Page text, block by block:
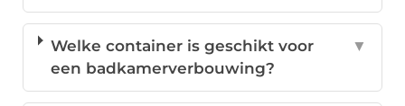
Welke container is geschikt voor
een badkamerverbouwing?
▼